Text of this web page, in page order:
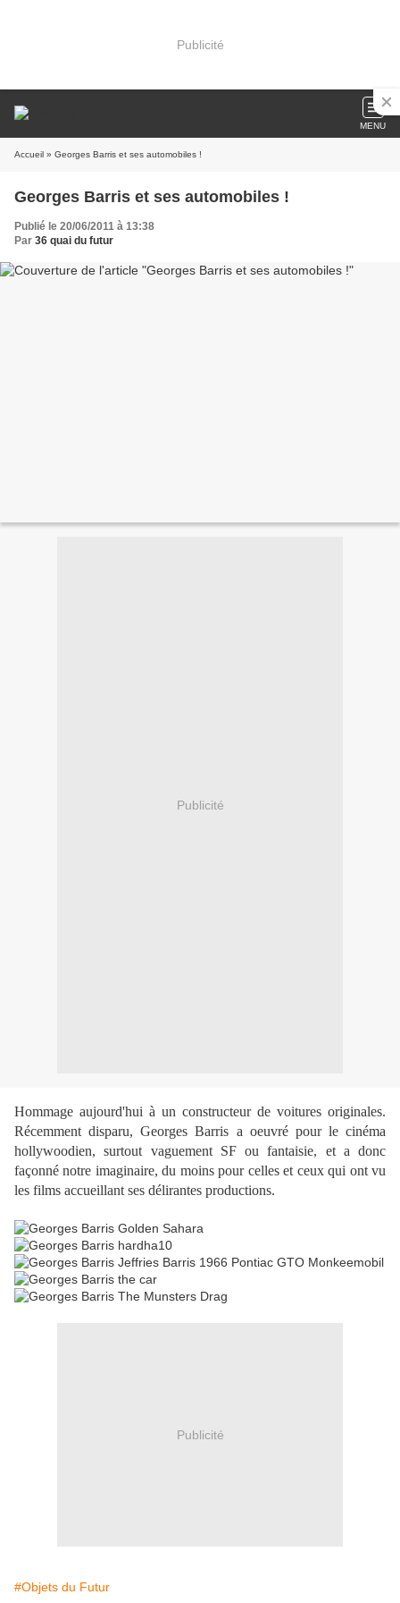
Publicité
MENU
Accueil » Georges Barris et ses automobiles !
Georges Barris et ses automobiles !
Publié le 20/06/2011 à 13:38
Par 36 quai du futur
Publicité
Hommage aujourd'hui à un constructeur de voitures originales.
Récemment disparu, Georges Barris a oeuvré pour le cinéma
hollywoodien, surtout vaguement SF ou fantaisie, et a donc
façonné notre imaginaire, du moins pour celles et ceux qui ont vu
les films accueillant ses délirantes productions.
Publicité
#Objets du Futur